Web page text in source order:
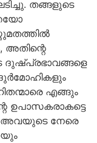
തങ്ങളുടെ
അതിന്റെ
ദുഷ്പ്രഭാവങ്ങളെ
എങ്ങും
ഉപാസകരാകട്ടെ
അവയുടെ നേരെ